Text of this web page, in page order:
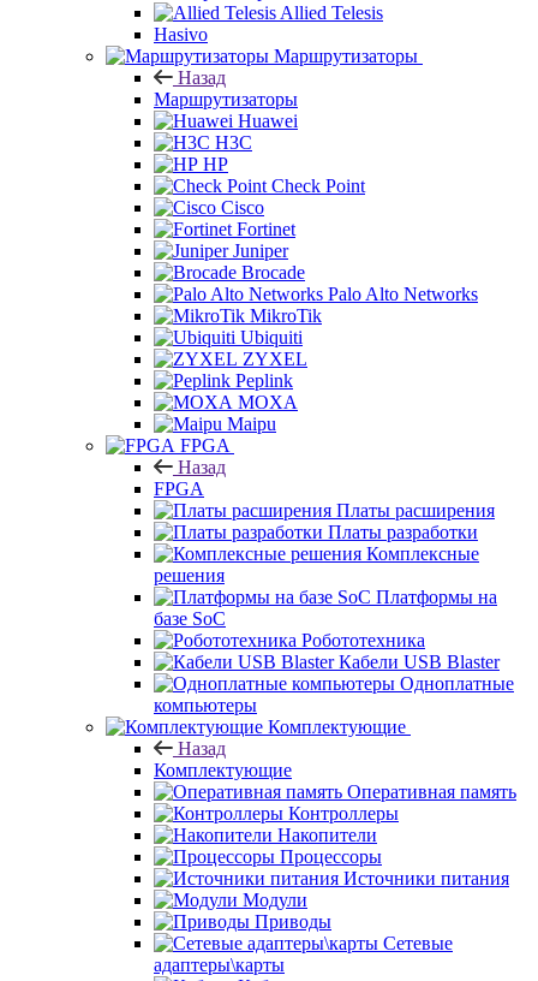
Allied Telesis
Hasivo
Маршрутизаторы
Назад
Маршрутизаторы
Huawei
H3C
HP
Check Point
Cisco
Fortinet
Juniper
Brocade
Palo Alto Networks
MikroTik
Ubiquiti
ZYXEL
Peplink
MOXA
Maipu
FPGA
Назад
FPGA
Платы расширения
Платы разработки
Комплексные
решения
Платформы на
базе SoC
Робототехника
Кабели USB Blaster
Одноплатные
компьютеры
Комплектующие
Назад
Комплектующие
Оперативная память
Контроллеры
Накопители
Процессоры
Источники питания
Модули
Приводы
Сетевые
адаптеры\карты